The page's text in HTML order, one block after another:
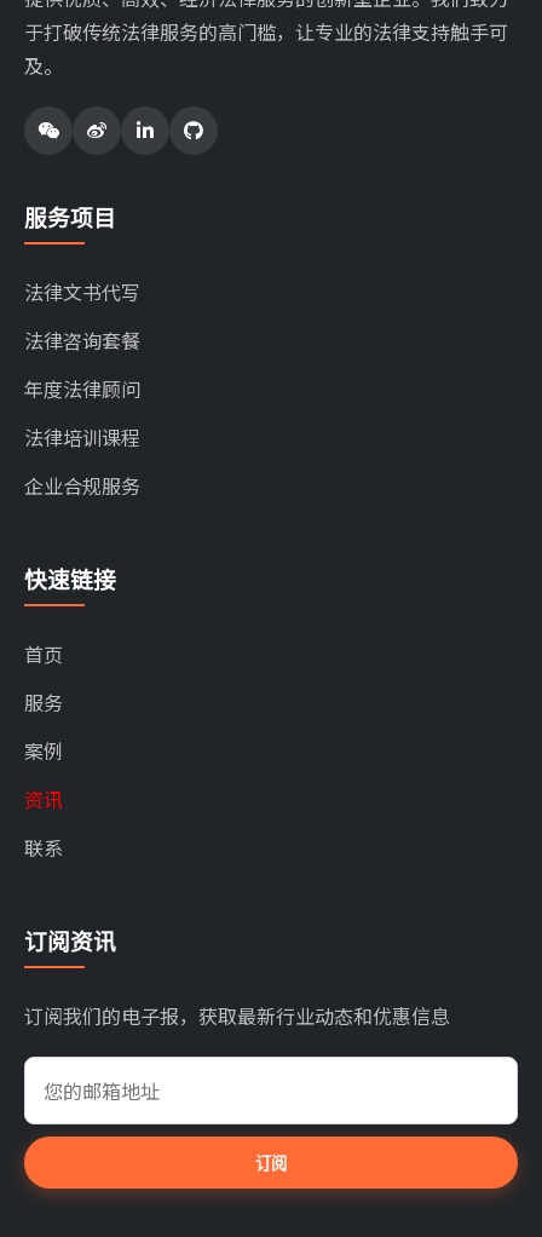
于打破传统法律服务的高门槛，让专业的法律支持触手可
及。
服务项目
法律文书代写
法律咨询套餐
年度法律顾问
法律培训课程
企业合规服务
快速链接
首页
服务
案例
资讯
联系
订阅资讯
订阅我们的电子报，获取最新行业动态和优惠信息
订阅